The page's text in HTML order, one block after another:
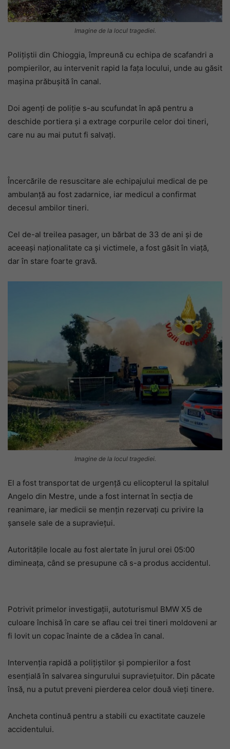
Imagine de la locul tragediei.
Polițiștii din Chioggia, împreună cu echipa de scafandri a
pompierilor, au intervenit rapid la fața locului, unde au găsit
mașina prăbușită în canal.
Doi agenți de poliție s-au scufundat în apă pentru a
deschide portiera și a extrage corpurile celor doi tineri,
care nu au mai putut fi salvați.
Încercările de resuscitare ale echipajului medical de pe
ambulanță au fost zadarnice, iar medicul a confirmat
decesul ambilor tineri.
Cel de-al treilea pasager, un bărbat de 33 de ani și de
aceeași naționalitate ca și victimele, a fost găsit în viață,
dar în stare foarte gravă.
Imagine de la locul tragediei.
El a fost transportat de urgență cu elicopterul la spitalul
Angelo din Mestre, unde a fost internat în secția de
reanimare, iar medicii se mențin rezervați cu privire la
șansele sale de a supraviețui.
Autoritățile locale au fost alertate în jurul orei 05:00
dimineața, când se presupune că s-a produs accidentul.
Potrivit primelor investigații, autoturismul BMW X5 de
culoare închisă în care se aflau cei trei tineri moldoveni ar
fi lovit un copac înainte de a cădea în canal.
Intervenția rapidă a polițiștilor și pompierilor a fost
esențială în salvarea singurului supraviețuitor. Din păcate
însă, nu a putut preveni pierderea celor două vieți tinere.
Ancheta continuă pentru a stabili cu exactitate cauzele
accidentului.